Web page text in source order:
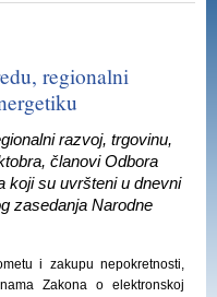
regionalni
razvoj, trgovinu,
članovi Odbora
koji su uvršteni u dnevni
zasedanja Narodne
i zakupu nepokretnosti,
Zakona o elektronskoj